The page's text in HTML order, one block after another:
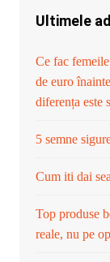
Ultimele
Ce fac
de euro
diferența este
5 semne
Cum iti dai
Top produse
reale, nu pe